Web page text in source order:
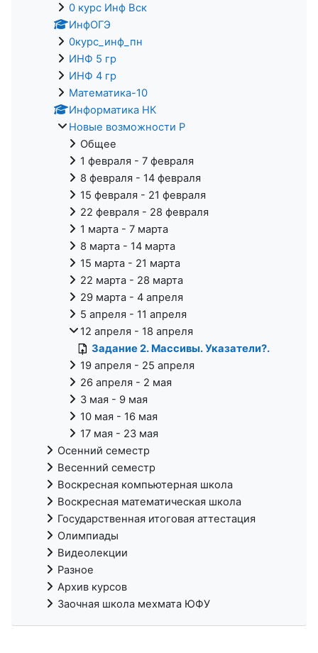
0 курс Инф Вск
ИнфОГЭ
0курс_инф_пн
ИНФ 5 гр
ИНФ 4 гр
Математика-10
Информатика НК
Новые возможности Р
Общее
1 февраля - 7 февраля
8 февраля - 14 февраля
15 февраля - 21 февраля
22 февраля - 28 февраля
1 марта - 7 марта
8 марта - 14 марта
15 марта - 21 марта
22 марта - 28 марта
29 марта - 4 апреля
5 апреля - 11 апреля
12 апреля - 18 апреля
Задание 2. Массивы. Указатели?.
19 апреля - 25 апреля
26 апреля - 2 мая
3 мая - 9 мая
10 мая - 16 мая
17 мая - 23 мая
Осенний семестр
Весенний семестр
Воскресная компьютерная школа
Воскресная математическая школа
Государственная итоговая аттестация
Олимпиады
Видеолекции
Разное
Архив курсов
Заочная школа мехмата ЮФУ